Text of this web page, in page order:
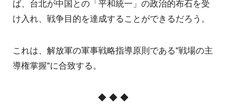
ば、台北が中国との「平和統一」の政治的布石を受
け入れ、戦争目的を達成することができるだろう。
これは、解放軍の軍事戦略指導原則である"戦場の主
導権掌握"に合致する。
◆ ◆ ◆